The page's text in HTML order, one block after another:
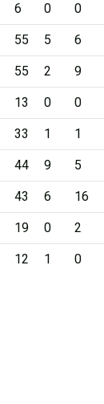
6 0 0
55 5 6
55 2 9
13 0 0
33 1 1
44 9 5
43 6 16
19 0 2
12 1 0